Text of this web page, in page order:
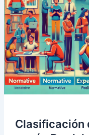
Clasificación